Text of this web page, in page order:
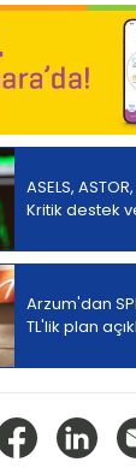
ASELS,
Kritik destek
Arzum'dan
TL'lik plan